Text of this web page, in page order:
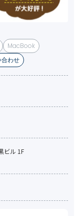
MacBook
合わせ
ビル 1F